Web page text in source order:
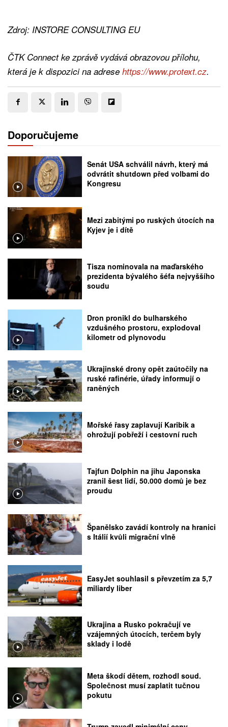
Zdroj: INSTORE CONSULTING EU
ČTK Connect ke zprávě vydává obrazovou přílohu,
která je k dispozici na adrese https://www.protext.cz.
Doporučujeme
Senát USA schválil návrh, který má
odvrátit shutdown před volbami do
Kongresu
Mezi zabitými po ruských útocích na
Kyjev je i dítě
Tisza nominovala na maďarského
prezidenta bývalého šéfa nejvyššího
soudu
Dron pronikl do bulharského
vzdušného prostoru, explodoval
kilometr od plynovodu
Ukrajinské drony opět zaútočily na
ruské rafinérie, úřady informují o
raněných
Mořské řasy zaplavují Karibik a
ohrožují pobřeží i cestovní ruch
Tajfun Dolphin na jihu Japonska
zranil šest lidí, 50.000 domů je bez
proudu
Španělsko zavádí kontroly na hranici
s Itálií kvůli migrační vlně
EasyJet souhlasil s převzetím za 5,7
miliardy liber
Ukrajina a Rusko pokračují ve
vzájemných útocích, terčem byly
sklady i lodě
Meta škodí dětem, rozhodl soud.
Společnost musí zaplatit tučnou
pokutu